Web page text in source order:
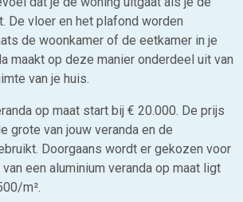
De vloer en het plafond worden
de woonkamer of de eetkamer in je
maakt op deze manier onderdeel uit van
van je huis.
op maat start bij € 20.000. De prijs
grote van jouw veranda en de
Doorgaans wordt er gekozen voor
een aluminium veranda op maat ligt
m².